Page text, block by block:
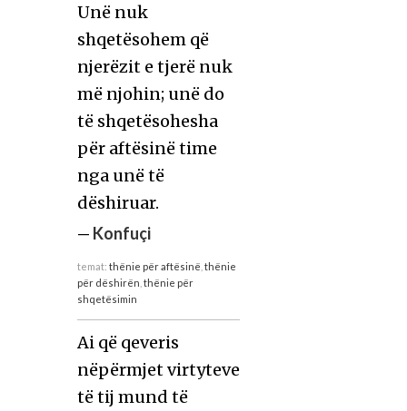
Unë nuk
shqetësohem që
njerëzit e tjerë nuk
më njohin; unë do
të shqetësohesha
për aftësinë time
nga unë të
dëshiruar.
— Konfuçi
temat: thënie për aftësinë thënie
për dëshirën thënie për
shqetësimin
Ai që qeveris
nëpërmjet virtyteve
të tij mund të